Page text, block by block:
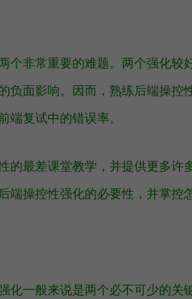
个非常重要的难题。两个强化较
负面影响。因而，熟练后端操控
端复试中的错误率。
的最差课堂教学，并提供更多许
操控性强化的必要性，并掌控
化一般来说是两个必不可少的关